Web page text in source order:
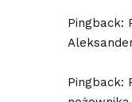
Pingback:
Pingback: